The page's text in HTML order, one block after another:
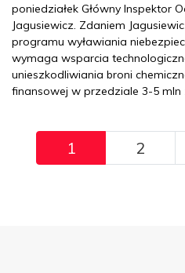
poniedziałek Główny Inspektor
Jagusiewicz. Zdaniem
programu wyławiania
wymaga wsparcia
unieszkodliwiania broni
finansowej w przedziale 3-5 mln
Pagination
1 2